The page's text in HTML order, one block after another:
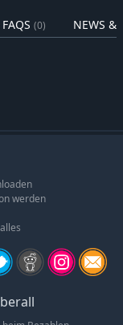
schon
(0) NEWS &
werden